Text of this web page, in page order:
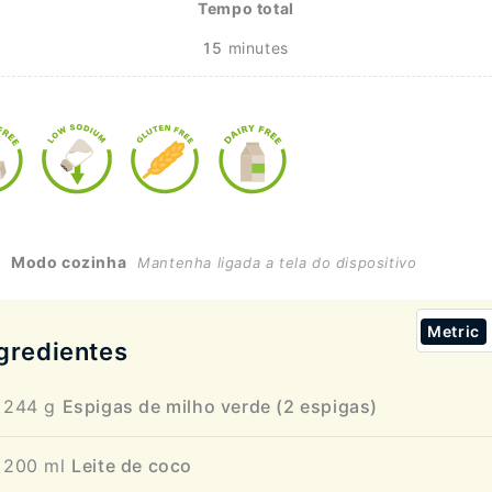
Tempo total
15 minutes
Modo cozinha Mantenha ligada a tela do dispositivo
Metric
244 g Espigas de milho verde (2 espigas)
200 ml Leite de coco